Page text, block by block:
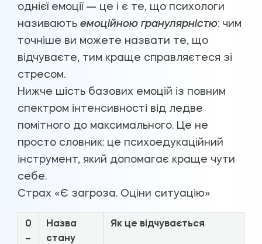
однієї емоції — це і є те, що психологи
називають емоційною гранулярністю: чим
точніше ви можете назвати те, що
відчуваєте, тим краще справляєтеся зі
стресом.
Нижче шість базових емоцій із повним
спектром інтенсивності від ледве
помітного до максимального. Це не
просто словник: це психоедукаційний
інструмент, який допомагає краще чути
себе.
Страх «Є загроза. Оціни ситуацію»
0
–
Назва
стану
Як це відчувається